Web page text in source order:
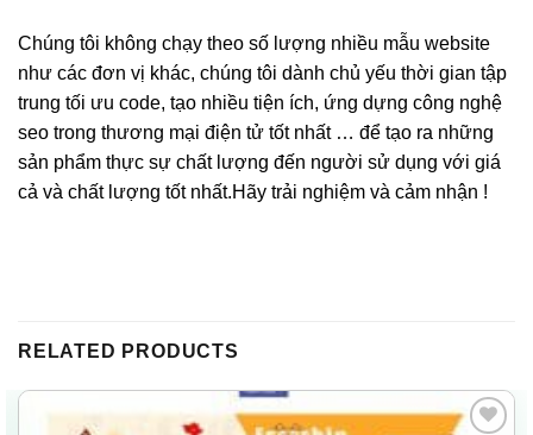
Chúng tôi không chạy theo số lượng nhiều mẫu website
như các đơn vị khác, chúng tôi dành chủ yếu thời gian tập
trung tối ưu code, tạo nhiều tiện ích, ứng dựng công nghệ
seo trong thương mại điện tử tốt nhất … để tạo ra những
sản phẩm thực sự chất lượng đến người sử dụng với giá
cả và chất lượng tốt nhất.Hãy trải nghiệm và cảm nhận !
RELATED PRODUCTS